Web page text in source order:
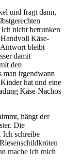
und fragt dann,
nicht betrunken
Käse-
bleibt
damit
den
man irgendwann
hat und eine
Käse-Nachos
hängt der
Die
Ich schreibe
mache ich mich